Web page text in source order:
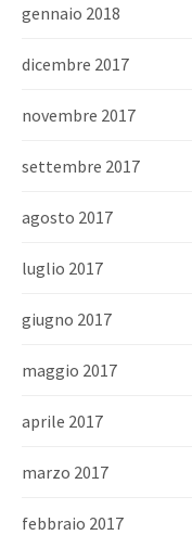
gennaio 2018
dicembre 2017
novembre 2017
settembre 2017
agosto 2017
luglio 2017
giugno 2017
maggio 2017
aprile 2017
marzo 2017
febbraio 2017